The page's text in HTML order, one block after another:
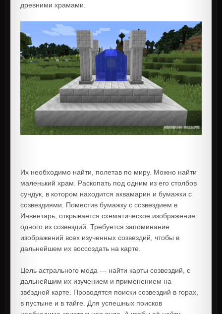
древними храмами.
Их необходимо найти, полетав по миру. Можно найти
маленький храм. Раскопать под одним из его столбов
сундук, в котором находится аквамарин и бумажки с
созвездиями. Поместив бумажку с созвездием в
Инвентарь, открывается схематическое изображение
одного из созвездий. Требуется запоминание
изображений всех изученных созвездий, чтобы в
дальнейшем их воссоздать на карте.
Цель астрального мода — найти карты созвездий, с
дальнейшим их изучением и применением на
звёздной карте. Проводятся поиски созвездий в горах,
в пустыне и в тайге. Для успешных поисков